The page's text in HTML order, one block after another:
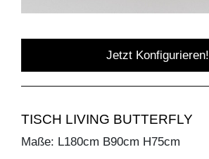
Jetzt Konfigurieren!
TISCH LIVING BUTTERFLY
Maße: L180cm B90cm H75cm